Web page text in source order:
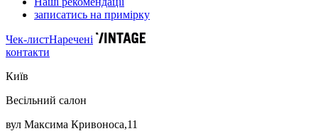
записатись на примірку
Чек-листНаречені
контакти
Київ
Весільний салон
вул Максима Кривоноса,11